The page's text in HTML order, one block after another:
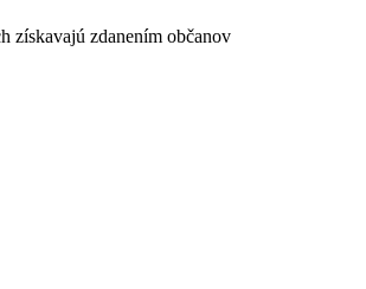
získavajú zdanením občanov